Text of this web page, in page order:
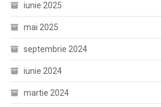
iunie 2025
mai 2025
septembrie 2024
iunie 2024
martie 2024